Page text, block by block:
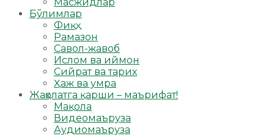
Бўлимлар
Фиқҳ
Рамазон
Савол-жавоб
Ислом ва иймон
Сийрат ва тарих
Ҳаж ва умра
Жаҳолатга қарши – маърифат!
Мақола
Видеомаъруза
Аудиомаъруза